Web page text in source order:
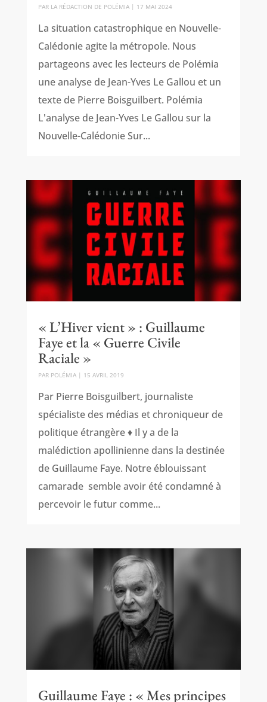
PAR LA RÉDACTION DE POLÉMIA| 17 MAI 2024
La situation catastrophique en Nouvelle-
Calédonie agite la métropole. Nous
partageons avec les lecteurs de Polémia
une analyse de Jean-Yves Le Gallou et un
texte de Pierre Boisguilbert. Polémia
L'analyse de Jean-Yves Le Gallou sur la
Nouvelle-Calédonie Sur...
« L’Hiver vient » : Guillaume
Faye et la « Guerre Civile
Raciale »
PAR POLÉMIA| 15 AVRIL 2019
Par Pierre Boisguilbert, journaliste
spécialiste des médias et chroniqueur de
politique étrangère ♦ Il y a de la
malédiction apollinienne dans la destinée
de Guillaume Faye. Notre éblouissant
camarade semble avoir été condamné à
percevoir le futur comme...
Guillaume Faye : « Mes principes